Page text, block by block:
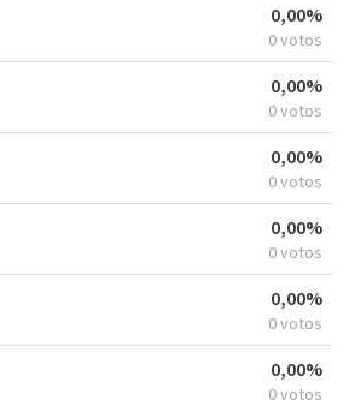
0,00%
0 votos
0,00%
0 votos
0,00%
0 votos
0,00%
0 votos
0,00%
0 votos
0,00%
0 votos